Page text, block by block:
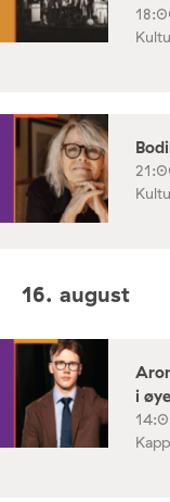
16. august
i
Kapp